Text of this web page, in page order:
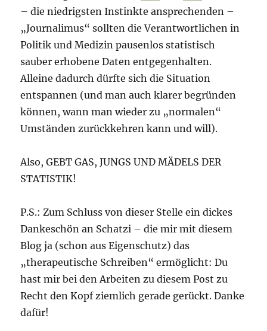
– die niedrigsten Instinkte ansprechenden –
„Journalimus“ sollten die Verantwortlichen in
Politik und Medizin pausenlos statistisch
sauber erhobene Daten entgegenhalten.
Alleine dadurch dürfte sich die Situation
entspannen (und man auch klarer begründen
können, wann man wieder zu „normalen“
Umständen zurückkehren kann und will).
Also, GEBT GAS, JUNGS UND MÄDELS DER
STATISTIK!
P.S.: Zum Schluss von dieser Stelle ein dickes
Dankeschön an Schatzi – die mir mit diesem
Blog ja (schon aus Eigenschutz) das
„therapeutische Schreiben“ ermöglicht: Du
hast mir bei den Arbeiten zu diesem Post zu
Recht den Kopf ziemlich gerade gerückt. Danke
dafür!